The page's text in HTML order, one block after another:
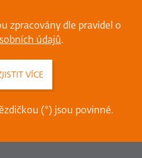
zpracovány dle pravidel o
údajů.
(*) jsou povinné.